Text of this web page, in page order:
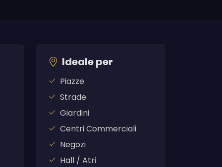
Ideale per
Piazze
Strade
Giardini
Centri Commerciali
Negozi
Hall / Atri